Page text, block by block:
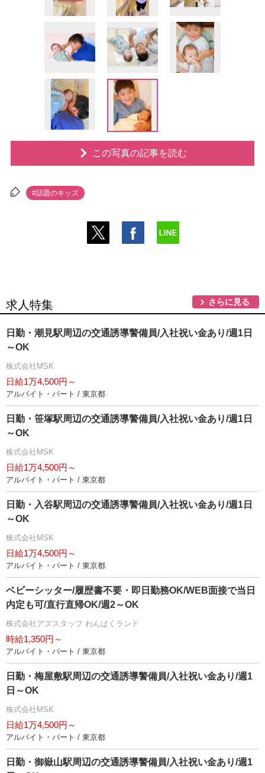
この写真の記事を読む
#話題のキッズ
求人特集 さらに見る
日勤・潮見駅周辺の交通誘導警備員/入社祝い金あり/週1日
～OK
株式会社MSK
日給1万4,500円～
アルバイト・パート / 東京都
日勤・笹塚駅周辺の交通誘導警備員/入社祝い金あり/週1日
～OK
株式会社MSK
日給1万4,500円～
アルバイト・パート / 東京都
日勤・入谷駅周辺の交通誘導警備員/入社祝い金あり/週1日
～OK
株式会社MSK
日給1万4,500円～
アルバイト・パート / 東京都
ベビーシッター/履歴書不要・即日勤務OK/WEB面接で当日
内定も可/直行直帰OK/週2～OK
株式会社アズスタッフ わんぱくランド
時給1,350円～
アルバイト・パート / 東京都
日勤・梅屋敷駅周辺の交通誘導警備員/入社祝い金あり/週1
日～OK
株式会社MSK
日給1万4,500円～
アルバイト・パート / 東京都
日勤・御嶽山駅周辺の交通誘導警備員/入社祝い金あり/週1